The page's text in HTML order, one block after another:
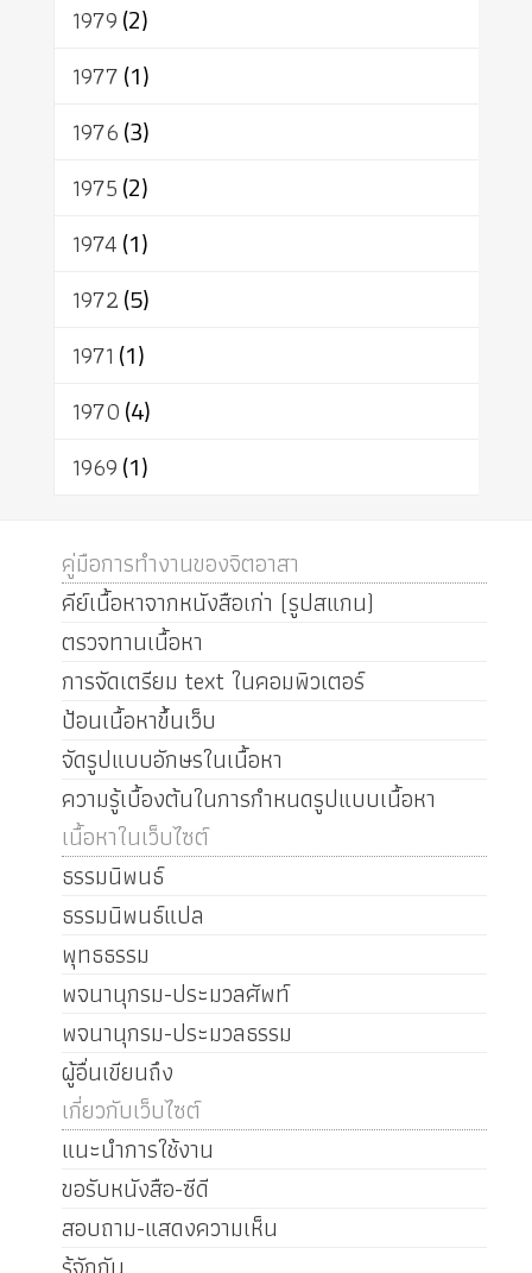
1979(2)
1977(1)
1976(3)
1975(2)
1974(1)
1972(5)
1971 (1)
1970(4)
1969(1)
คู่มือการทำงานของจิตอาสา
คีย์เนื้อหาจากหนังสือเก่า (รูปสแกน)
ตรวจทานเนื้อหา
การจัดเตรียม text ในคอมพิวเตอร์
ป้อนเนื้อหาขึ้นเว็บ
จัดรูปแบบอักษรในเนื้อหา
ความรู้เบื้องต้นในการกำหนดรูปแบบเนื้อหา
เนื้อหาในเว็บไซต์
ธรรมนิพนธ์
ธรรมนิพนธ์แปล
พุทธธรรม
พจนานุกรม-ประมวลศัพท์
พจนานุกรม-ประมวลธรรม
ผู้อื่นเขียนถึง
เกี่ยวกับเว็บไซต์
แนะนำการใช้งาน
ขอรับหนังสือ-ซีดี
สอบถาม-แสดงความเห็น